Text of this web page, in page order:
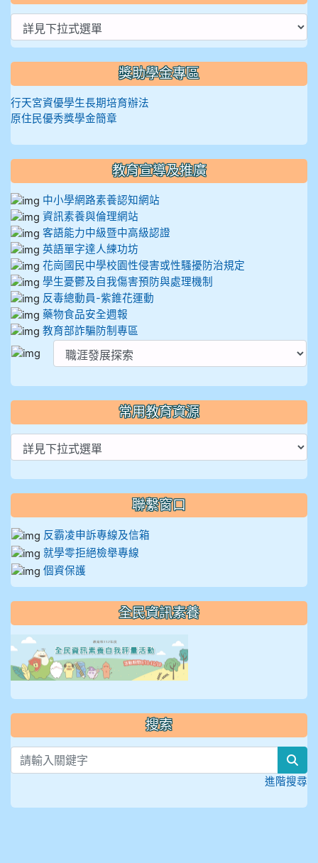
獎助學金專區
行天宮資優學生長期培育辦法
原住民優秀獎學金簡章
教育宣導及推廣
中小學網路素養認知網站
資訊素養與倫理網站
客語能力中級暨中高級認證
英語單字達人練功坊
花崗國民中學校園性侵害或性騷擾防治規定
學生憂鬱及自我傷害預防與處理機制
反毒總動員-紫錐花運動
藥物食品安全週報
教育部詐騙防制專區
常用教育資源
聯繫窗口
反霸凌申訴專線及信箱
就學零拒絕檢舉專線
個資保護
全民資訊素養
搜索
進階搜尋